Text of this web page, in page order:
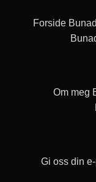
Forside
Om meg
Gi oss din